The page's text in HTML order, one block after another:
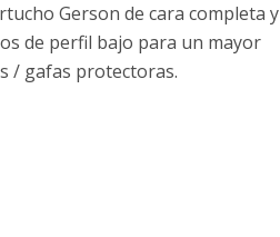
Gerson de cara completa y
de perfil bajo para un mayor
/ gafas protectoras.